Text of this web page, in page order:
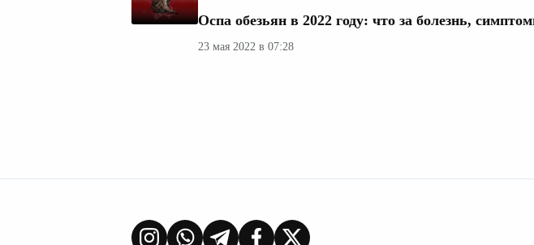
Оспа обезьян в 2022 году: что за болезнь,
23 мая 2022 в 07:28